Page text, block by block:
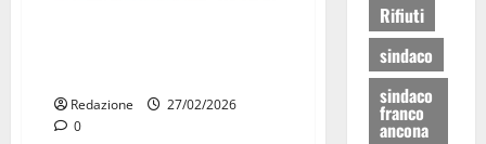
Redazione
27/02/2026
0
Rifiuti
sindaco
sindaco
franco
ancona